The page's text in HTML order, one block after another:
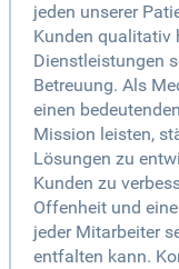
jeden unserer
Kunden qualitativ
Dienstleistungen
Betreuung. Als
einen
Mission leisten,
Lösungen zu
Kunden zu
Offenheit und
jeder Mitarbeiter
entfalten kann.